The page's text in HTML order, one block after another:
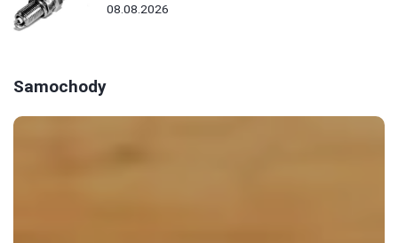
08.08.2026
Samochody